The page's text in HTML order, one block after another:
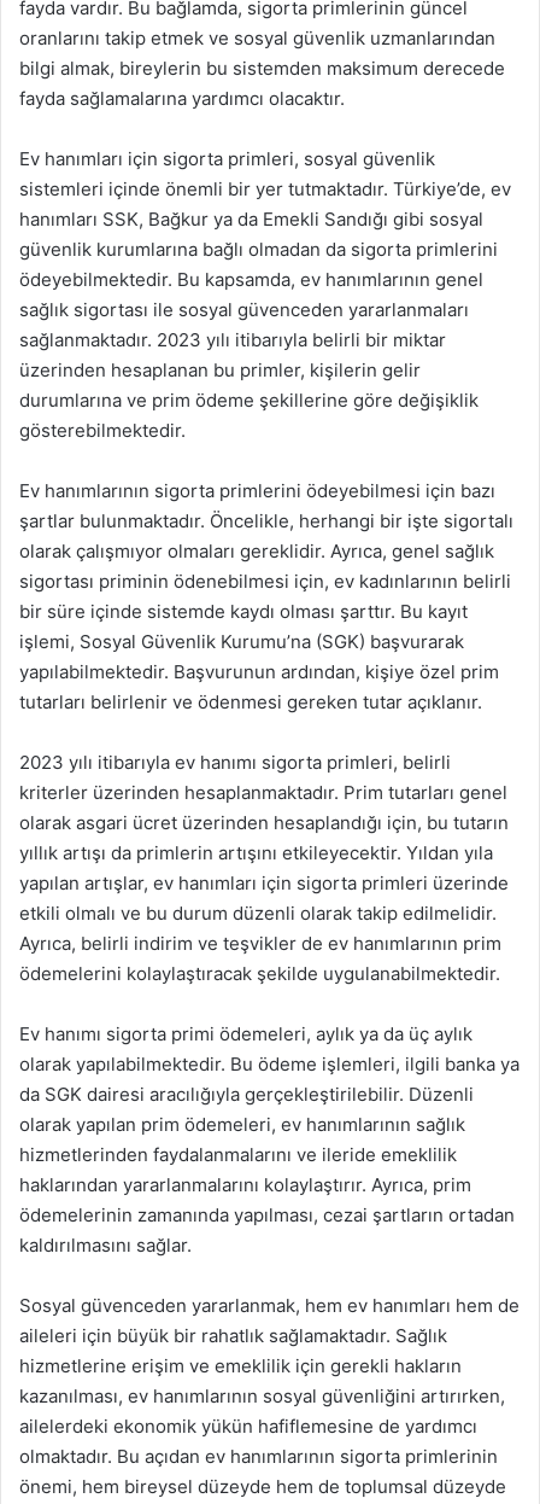
fayda vardır. Bu bağlamda, sigorta primlerinin güncel
oranlarını takip etmek ve sosyal güvenlik uzmanlarından
bilgi almak, bireylerin bu sistemden maksimum derecede
fayda sağlamalarına yardımcı olacaktır.
Ev hanımları için sigorta primleri, sosyal güvenlik
sistemleri içinde önemli bir yer tutmaktadır. Türkiye’de, ev
hanımları SSK, Bağkur ya da Emekli Sandığı gibi sosyal
güvenlik kurumlarına bağlı olmadan da sigorta primlerini
ödeyebilmektedir. Bu kapsamda, ev hanımlarının genel
sağlık sigortası ile sosyal güvenceden yararlanmaları
sağlanmaktadır. 2023 yılı itibarıyla belirli bir miktar
üzerinden hesaplanan bu primler, kişilerin gelir
durumlarına ve prim ödeme şekillerine göre değişiklik
gösterebilmektedir.
Ev hanımlarının sigorta primlerini ödeyebilmesi için bazı
şartlar bulunmaktadır. Öncelikle, herhangi bir işte sigortalı
olarak çalışmıyor olmaları gereklidir. Ayrıca, genel sağlık
sigortası priminin ödenebilmesi için, ev kadınlarının belirli
bir süre içinde sistemde kaydı olması şarttır. Bu kayıt
işlemi, Sosyal Güvenlik Kurumu’na (SGK) başvurarak
yapılabilmektedir. Başvurunun ardından, kişiye özel prim
tutarları belirlenir ve ödenmesi gereken tutar açıklanır.
2023 yılı itibarıyla ev hanımı sigorta primleri, belirli
kriterler üzerinden hesaplanmaktadır. Prim tutarları genel
olarak asgari ücret üzerinden hesaplandığı için, bu tutarın
yıllık artışı da primlerin artışını etkileyecektir. Yıldan yıla
yapılan artışlar, ev hanımları için sigorta primleri üzerinde
etkili olmalı ve bu durum düzenli olarak takip edilmelidir.
Ayrıca, belirli indirim ve teşvikler de ev hanımlarının prim
ödemelerini kolaylaştıracak şekilde uygulanabilmektedir.
Ev hanımı sigorta primi ödemeleri, aylık ya da üç aylık
olarak yapılabilmektedir. Bu ödeme işlemleri, ilgili banka ya
da SGK dairesi aracılığıyla gerçekleştirilebilir. Düzenli
olarak yapılan prim ödemeleri, ev hanımlarının sağlık
hizmetlerinden faydalanmalarını ve ileride emeklilik
haklarından yararlanmalarını kolaylaştırır. Ayrıca, prim
ödemelerinin zamanında yapılması, cezai şartların ortadan
kaldırılmasını sağlar.
Sosyal güvenceden yararlanmak, hem ev hanımları hem de
aileleri için büyük bir rahatlık sağlamaktadır. Sağlık
hizmetlerine erişim ve emeklilik için gerekli hakların
kazanılması, ev hanımlarının sosyal güvenliğini artırırken,
ailelerdeki ekonomik yükün hafiflemesine de yardımcı
olmaktadır. Bu açıdan ev hanımlarının sigorta primlerinin
önemi, hem bireysel düzeyde hem de toplumsal düzeyde